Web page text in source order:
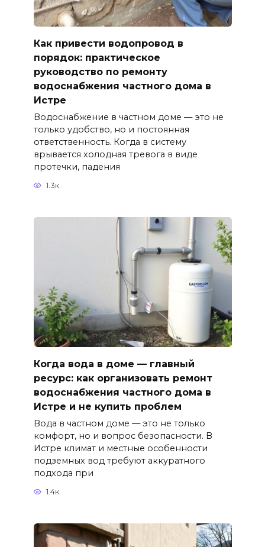
Как привести водопровод в
порядок: практическое
руководство по ремонту
водоснабжения частного дома в
Истре
Водоснабжение в частном доме — это не
только удобство, но и постоянная
ответственность. Когда в систему
врывается холодная тревога в виде
протечки, падения
1.3к.
Когда вода в доме — главный
ресурс: как организовать ремонт
водоснабжения частного дома в
Истре и не купить проблем
Вода в частном доме — это не только
комфорт, но и вопрос безопасности. В
Истре климат и местные особенности
подземных вод требуют аккуратного
подхода при
1.4к.